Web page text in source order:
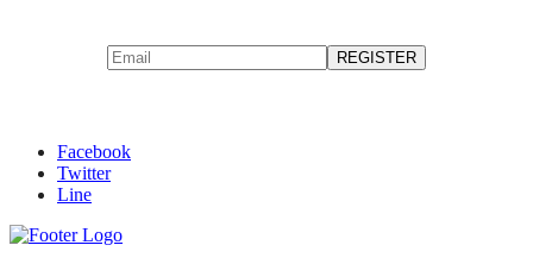
Facebook
Twitter
Line